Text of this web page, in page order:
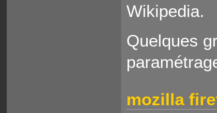
Wikipedia.
Quelques
mozilla